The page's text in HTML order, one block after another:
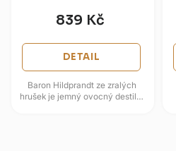
839 Kč
DETAIL
Baron Hildprandt ze zralých
hrušek je jemný ovocný destilát